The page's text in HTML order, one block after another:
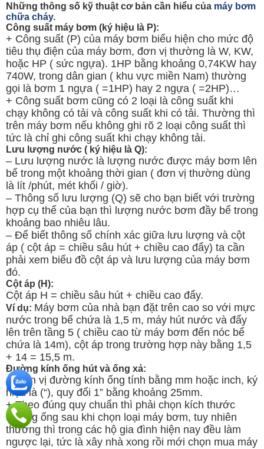
Những thông số kỹ thuật cơ bản cần hiểu của máy bơm
chữa cháy.
Công suất máy bơm (ký hiệu là P):
+ Công suất (P) của máy bơm biểu hiện cho mức độ
tiêu thụ điện của máy bơm, đơn vị thường là W, KW,
hoặc HP ( sức ngựa). 1HP bằng khoảng 0,74KW hay
740W, trong dân gian ( khu vực miền Nam) thường
gọi là bơm 1 ngựa ( =1HP) hay 2 ngựa ( =2HP)…
+ Công suất bơm cũng có 2 loại là công suất khi
chạy không có tải và công suất khi có tải. Thường thì
trên máy bơm nếu không ghi rõ 2 loại công suất thì
tức là chỉ ghi công suất khi chạy không tải.
Lưu lượng nước ( ký hiệu là Q):
– Lưu lượng nước là lượng nước được máy bơm lên
bể trong một khoảng thời gian ( đơn vị thường dùng
là lít /phút, mét khối / giờ).
– Thông số lưu lượng (Q) sẽ cho bạn biết với trường
hợp cụ thể của bạn thì lượng nước bơm đầy bể trong
khoảng bao nhiêu lâu.
– Để biết thông số chính xác giữa lưu lượng và cột
áp ( cột áp = chiều sâu hút + chiều cao đẩy) ta cần
phải xem biểu đồ cột áp và lưu lượng của máy bơm
đó.
Cột áp (H):
Cột áp H = chiều sâu hút + chiều cao đẩy.
Ví dụ: Máy bơm của nhà bạn đặt trên cao so với mực
nước trong bể chứa là 1,5 m, máy hút nước và đẩy
lên trên tầng 5 ( chiều cao từ máy bơm đến nóc bể
chứa là 14m), cột áp trong trường hợp này bằng 1,5
+ 14 = 15,5 m.
Đường kính ống hút và ống xả:
+ Đơn vị đường kính ống tính bằng mm hoặc inch, ký
hiệu là (“), quy đổi 1” bằng khoảng 25mm.
+ Theo đúng quy chuẩn thì phải chọn kích thước
đường ống sau khi chọn loại máy bơm, tuy nhiên
thường thì trong các hộ gia đình hiện nay đều làm
ngược lại, tức là xây nhà xong rồi mới chọn mua máy